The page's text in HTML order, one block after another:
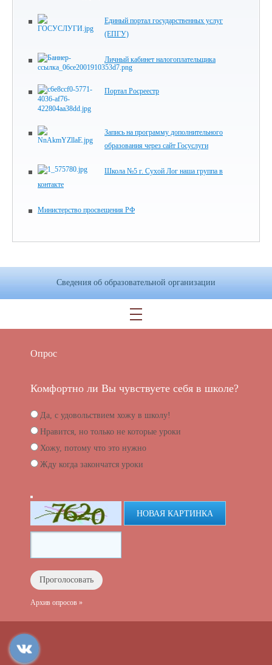
Единый портал государственных услуг
(ЕПГУ)
Личный кабинет налогоплательщика
Портал Росреестр
Запись на программу дополнительного
образования через сайт Госуслуги
Школа №5 г. Сухой Лог наша группа в
контакте
Министерство просвещения РФ
Сведения об образовательной организации
Опрос
Комфортно ли Вы чувствуете себя в школе?
Да, с удовольствием хожу в школу!
Нравится, но только не которые уроки
Хожу, потому что это нужно
Жду когда закончатся уроки
НОВАЯ КАРТИНКА
Архив опросов »